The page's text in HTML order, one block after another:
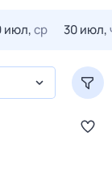
июл,ср 30 июл,